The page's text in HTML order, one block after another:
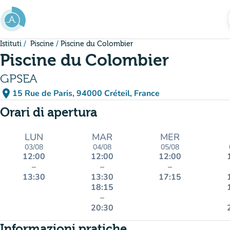
Vai al contenuto principale
Istituti Piscine Piscine du Colombier
Piscine du Colombier
GPSEA
place 15 Rue de Paris, 94000 Créteil, France
(apri in Google Maps)
(nuova scheda)
Orari di apertura
LUN
03/08
12:00
–
13:30
MAR
04/08
12:00
–
13:30
18:15
–
20:30
MER
05/08
12:00
–
17:15